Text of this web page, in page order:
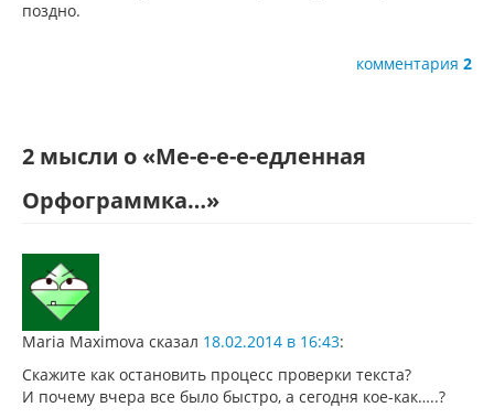
поздно.
комментария 2
2 мысли о «Ме-е-е-е-едленная
Орфограммка…»
Maria Maximova сказал 18.02.2014 в 16:43:
Скажите как остановить процесс проверки текста?
И почему вчера все было быстро, а сегодня кое-как…..?